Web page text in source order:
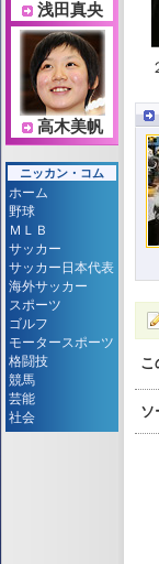
こ
ソ
浅田真央
高木美帆
ニッカン・コム
ホーム
野球
ＭＬＢ
サッカー
サッカー日本代表
海外サッカー
スポーツ
ゴルフ
モータースポーツ
格闘技
競馬
芸能
社会